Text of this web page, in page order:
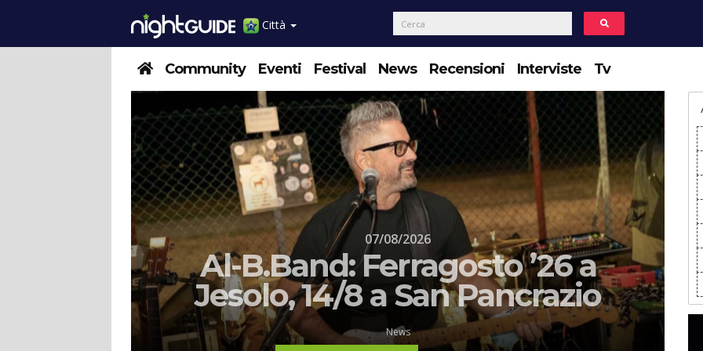
Città
Community Eventi Festival News Recensioni Interviste Tv
07/08/2026
Al-B.Band: Ferragosto ’26 a
Jesolo, 14/8 a San Pancrazio
News